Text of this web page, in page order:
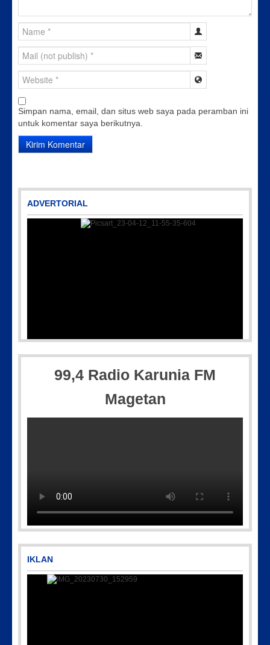
Simpan nama, email, dan situs web saya pada peramban ini
untuk komentar saya berikutnya.
ADVERTORIAL
Picsart_23-04-12_11-55-35-604
99,4 Radio Karunia FM
Magetan
IKLAN